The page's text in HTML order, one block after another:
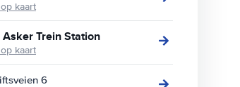
kaart
Asker Trein Station
kaart
6